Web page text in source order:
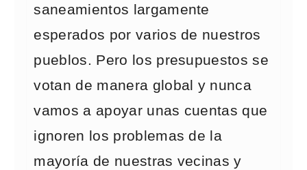
saneamientos largamente
esperados por varios de nuestros
pueblos. Pero los presupuestos se
votan de manera global y nunca
vamos a apoyar unas cuentas que
ignoren los problemas de la
mayoría de nuestras vecinas y